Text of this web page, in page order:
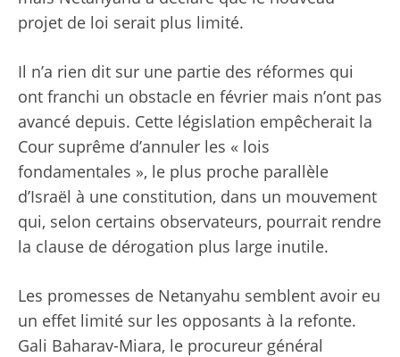
projet de loi serait plus limité.
Il n’a rien dit sur une partie des réformes qui
ont franchi un obstacle en février mais n’ont pas
avancé depuis. Cette législation empêcherait la
Cour suprême d’annuler les « lois
fondamentales », le plus proche parallèle
d’Israël à une constitution, dans un mouvement
qui, selon certains observateurs, pourrait rendre
la clause de dérogation plus large inutile.
Les promesses de Netanyahu semblent avoir eu
un effet limité sur les opposants à la refonte.
Gali Baharav-Miara, le procureur général